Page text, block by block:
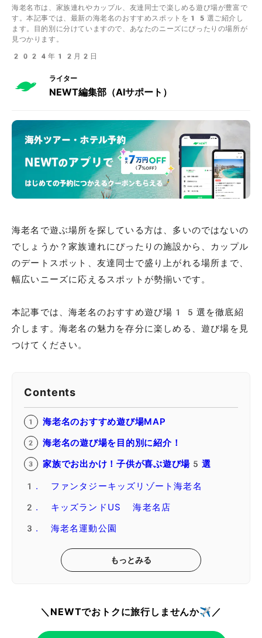
海老名市は、家族連れやカップル、友達同士で楽しめる遊び場が豊富で
す。本記事では、最新の海老名のおすすめスポットを15選ご紹介し
ます。目的別に分けていますので、あなたのニーズにぴったりの場所が
見つかります。
2024年12月2日
ライター
NEWT編集部（AIサポート）
海老名で遊ぶ場所を探している方は、多いのではないの
でしょうか？家族連れにぴったりの施設から、カップル
のデートスポット、友達同士で盛り上がれる場所まで、
幅広いニーズに応えるスポットが勢揃いです。
本記事では、海老名のおすすめ遊び場15選を徹底紹
介します。海老名の魅力を存分に楽しめる、遊び場を見
つけてください。
Contents
海老名のおすすめ遊び場MAP
海老名の遊び場を目的別に紹介！
家族でお出かけ！子供が喜ぶ遊び場5選
1. ファンタジーキッズリゾート海老名
2. キッズランドUS 海老名店
3. 海老名運動公園
もっとみる
＼NEWTでおトクに旅行しませんか✈️／